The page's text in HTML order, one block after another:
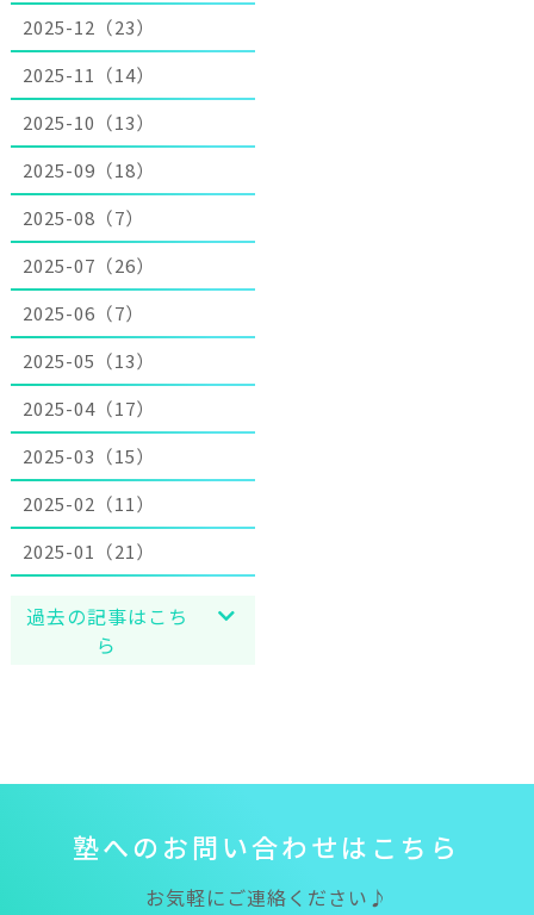
2025-12（23）
2025-11（14）
2025-10（13）
2025-09（18）
2025-08（7）
2025-07（26）
2025-06（7）
2025-05（13）
2025-04（17）
2025-03（15）
2025-02（11）
2025-01（21）
過去の記事はこち
ら
塾への お問い合わせは こ ち ら
お気軽にご連絡ください♪